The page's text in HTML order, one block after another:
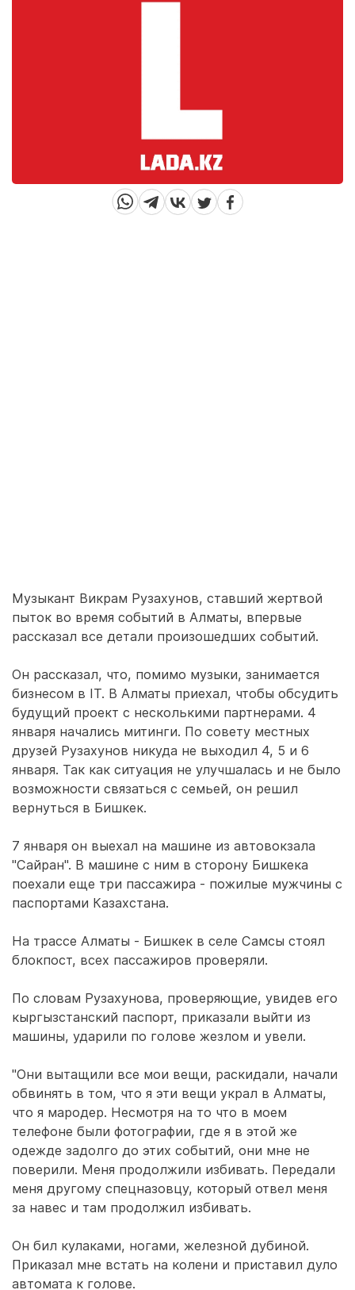
Музыкант Викрам Рузахунов, ставший жертвой
пыток во время событий в Алматы, впервые
рассказал все детали произошедших событий.
Он рассказал, что, помимо музыки, занимается
бизнесом в IT. В Алматы приехал, чтобы обсудить
будущий проект с несколькими партнерами. 4
января начались митинги. По совету местных
друзей Рузахунов никуда не выходил 4, 5 и 6
января. Так как ситуация не улучшалась и не было
возможности связаться с семьей, он решил
вернуться в Бишкек.
7 января он выехал на машине из автовокзала
"Сайран". В машине с ним в сторону Бишкека
поехали еще три пассажира - пожилые мужчины с
паспортами Казахстана.
На трассе Алматы - Бишкек в селе Самсы стоял
блокпост, всех пассажиров проверяли.
По словам Рузахунова, проверяющие, увидев его
кыргызстанский паспорт, приказали выйти из
машины, ударили по голове жезлом и увели.
"Они вытащили все мои вещи, раскидали, начали
обвинять в том, что я эти вещи украл в Алматы,
что я мародер. Несмотря на то что в моем
телефоне были фотографии, где я в этой же
одежде задолго до этих событий, они мне не
поверили. Меня продолжили избивать. Передали
меня другому спецназовцу, который отвел меня
за навес и там продолжил избивать.
Он бил кулаками, ногами, железной дубиной.
Приказал мне встать на колени и приставил дуло
автомата к голове.